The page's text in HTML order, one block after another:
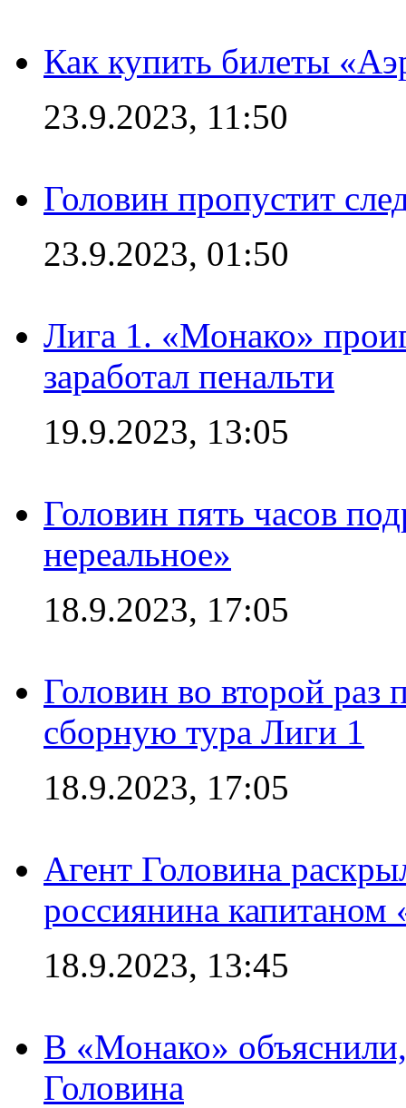
Как купить билеты
23.9.2023, 11:50
Головин пропустит
23.9.2023, 01:50
Лига 1. «Монако»
заработал пенальти
19.9.2023, 13:05
Головин пять часов
нереальное»
18.9.2023, 17:05
Головин во второй раз
сборную тура Лиги 1
18.9.2023, 17:05
Агент Головина
россиянина
18.9.2023, 13:45
В «Монако»
Головина